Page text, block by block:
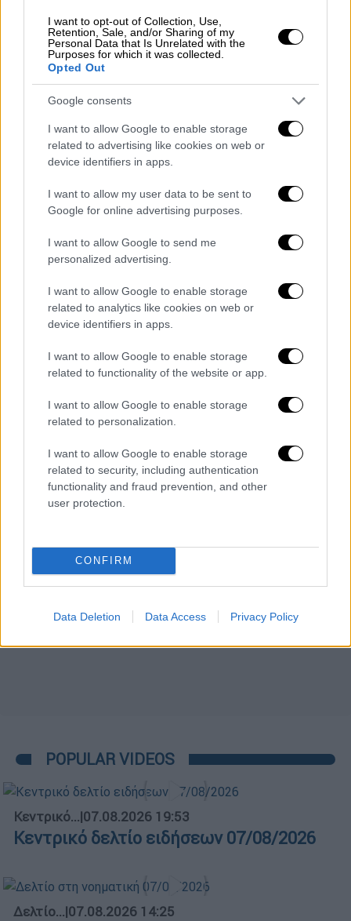
I want to opt-out of Collection, Use,
Retention, Sale, and/or Sharing of my
Personal Data that Is Unrelated with the
Purposes for which it was collected.
Opted Out
Google consents
I want to allow Google to enable storage
related to advertising like cookies on web or
device identifiers in apps.
I want to allow my user data to be sent to
Google for online advertising purposes.
I want to allow Google to send me
personalized advertising.
I want to allow Google to enable storage
related to analytics like cookies on web or
device identifiers in apps.
I want to allow Google to enable storage
related to functionality of the website or app.
I want to allow Google to enable storage
related to personalization.
I want to allow Google to enable storage
related to security, including authentication
functionality and fraud prevention, and other
user protection.
CONFIRM
Data Deletion Data Access Privacy Policy
Ελλάδα|02.08.2019 18:53
Φωτιά στην Αρχαία Νεμέα - Πλησιάζουν
σπίτια οι φλόγες (vid)
Υπηρεσίας Κορίνθου με 5 οχήματα και 10
πυροσβέστες
ΑΛΛΑ #TAGS
οινοποιεία
φωτιά
κρασί
αγιωργίτικο
Γιώργος Παλυβός
Άγγελος Ιατρίδης
Γαλλία
POPULAR VIDEOS
Κεντρικό...|07.08.2026 19:53
Κεντρικό δελτίο ειδήσεων 07/08/2026
Δελτίο...|07.08.2026 14:25